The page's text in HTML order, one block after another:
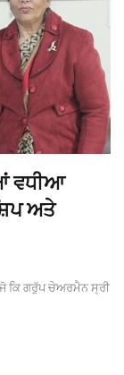
ਵਧੀਆ
ਅਤੇ
ਕਿ ਗਰੁੱਪ ਚੇਅਰਮੈਨ ਸ੍ਰੀ